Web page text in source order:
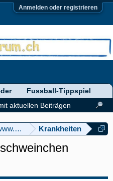
Anmelden oder registrieren
Krankheiten
aktuellen Beiträgen
Fussball-Tippspiel